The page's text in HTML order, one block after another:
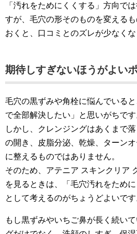
「汚れをためにくくする」方向で
すが、毛穴の形そのものを変える
おくと、口コミとのズレが少なくな
期待しすぎないほうがよい
毛穴の黒ずみや角栓に悩んでいる
で全部解決したい」と思いがちです
しかし、クレンジングはあくまで
の開き、皮脂分泌、乾燥、ターン
に整えるものではありません。
そのため、アテニア スキンクリア
を見るときは、「毛穴汚れをために
として考えるのがちょうどよいです
もし黒ずみやいちご鼻が長く続い